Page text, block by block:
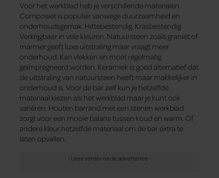
Voor het werkblad heb je verschillende materialen.
Composiet is populair vanwege duurzaamheid en
onderhoudsgemak. Hittebestendig. Krasbestendig.
Verkrijgbaar in vele kleuren. Natuursteen zoals graniet of
marmer geeft luxe uitstraling maar vraagt meer
onderhoud. Kan vlekken en moet regelmatig
geïmpregneerd worden. Keramiek is goed alternatief dat
de uitstraling van natuursteen heeft maar makkelijker in
onderhoud is. Voor de bar zelf kun je hetzelfde
materiaal kiezen als het werkblad maar je kunt ook
variëren. Houten barrand met een stenen werkblad
zorgt voor een mooie balans tussen koud en warm. Of
andere kleur hetzelfde materiaal om de bar extra te
laten opvallen.